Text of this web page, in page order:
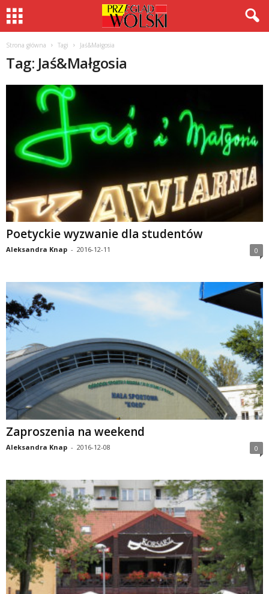
Strona główna Tagi Jaś&Małgosia
Tag: Jaś&Małgosia
Poetyckie wyzwanie dla studentów
Aleksandra Knap - 2016-12-11 0
Zaproszenia na weekend
Aleksandra Knap - 2016-12-08 0